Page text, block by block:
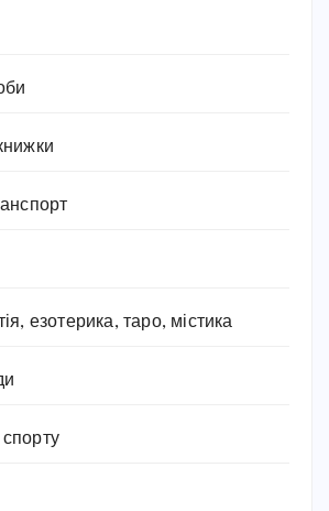
езотерика, таро, містика